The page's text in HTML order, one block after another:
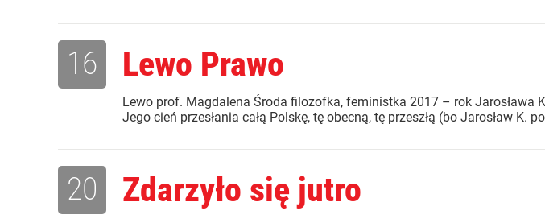
Lewo Prawo
Lewo prof. Magdalena Środa filozofka, feministka 2017 – rok Jarosława
Jego cień przesłania całą Polskę, tę obecną, tę przeszłą (bo Jarosław K.
16
Zdarzyło się jutro
20